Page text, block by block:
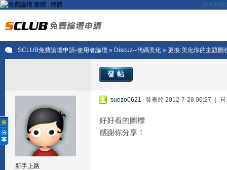
繁體 簡體 Sclub交
SCLUB免費論壇申請-使用者論壇» Discuz--代碼美化» 更換:美化你的主題圖
發帖
新手上路
suezo0621 發表於 2012-7-28 00:27
好好看的圖標
感謝你分享！